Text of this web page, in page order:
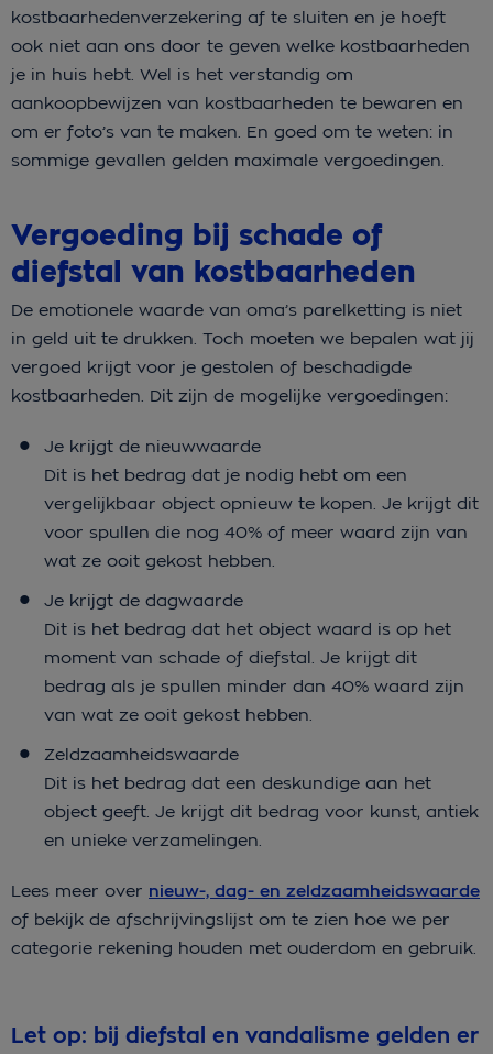
kostbaarhedenverzekering af te sluiten en je hoeft
ook niet aan ons door te geven welke kostbaarheden
je in huis hebt. Wel is het verstandig om
aankoopbewijzen van kostbaarheden te bewaren en
om er foto’s van te maken. En goed om te weten: in
sommige gevallen gelden maximale vergoedingen.
Vergoeding bij schade of
diefstal van kostbaarheden
De emotionele waarde van oma’s parelketting is niet
in geld uit te drukken. Toch moeten we bepalen wat jij
vergoed krijgt voor je gestolen of beschadigde
kostbaarheden. Dit zijn de mogelijke vergoedingen:
Je krijgt de nieuwwaarde
Dit is het bedrag dat je nodig hebt om een
vergelijkbaar object opnieuw te kopen. Je krijgt dit
voor spullen die nog 40% of meer waard zijn van
wat ze ooit gekost hebben.
Je krijgt de dagwaarde
Dit is het bedrag dat het object waard is op het
moment van schade of diefstal. Je krijgt dit
bedrag als je spullen minder dan 40% waard zijn
van wat ze ooit gekost hebben.
Zeldzaamheidswaarde
Dit is het bedrag dat een deskundige aan het
object geeft. Je krijgt dit bedrag voor kunst, antiek
en unieke verzamelingen.
Lees meer over nieuw-, dag- en zeldzaamheidswaarde
of bekijk de afschrijvingslijst om te zien hoe we per
categorie rekening houden met ouderdom en gebruik.
Let op: bij diefstal en vandalisme gelden er